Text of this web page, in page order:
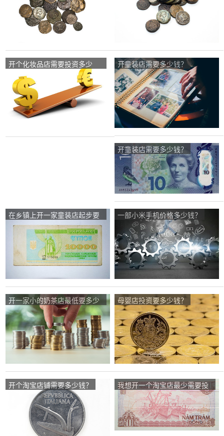
开个化妆品店需要投资多少
钱？
开童装店需要多少钱？
开童装店需要多少钱？
在乡镇上开一家童装店起步要
用多少钱？
一部小米手机价格多少钱？
开一家小的奶茶店最低要多少
钱？
母婴店投资要多少钱？
开个淘宝店铺需要多少钱？
我想开一个淘宝店最少需要投
资多少钱？